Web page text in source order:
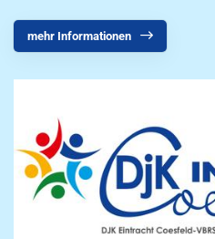
mehr Informationen